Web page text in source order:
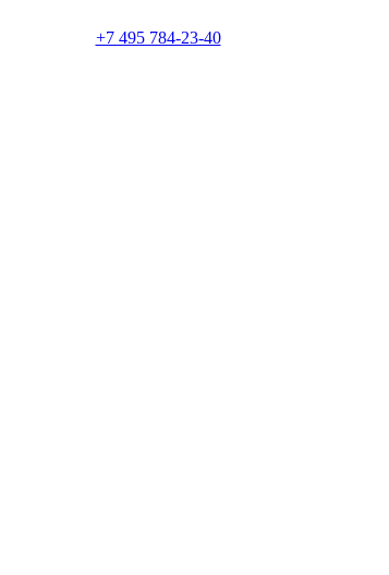
+7 495 784-23-40